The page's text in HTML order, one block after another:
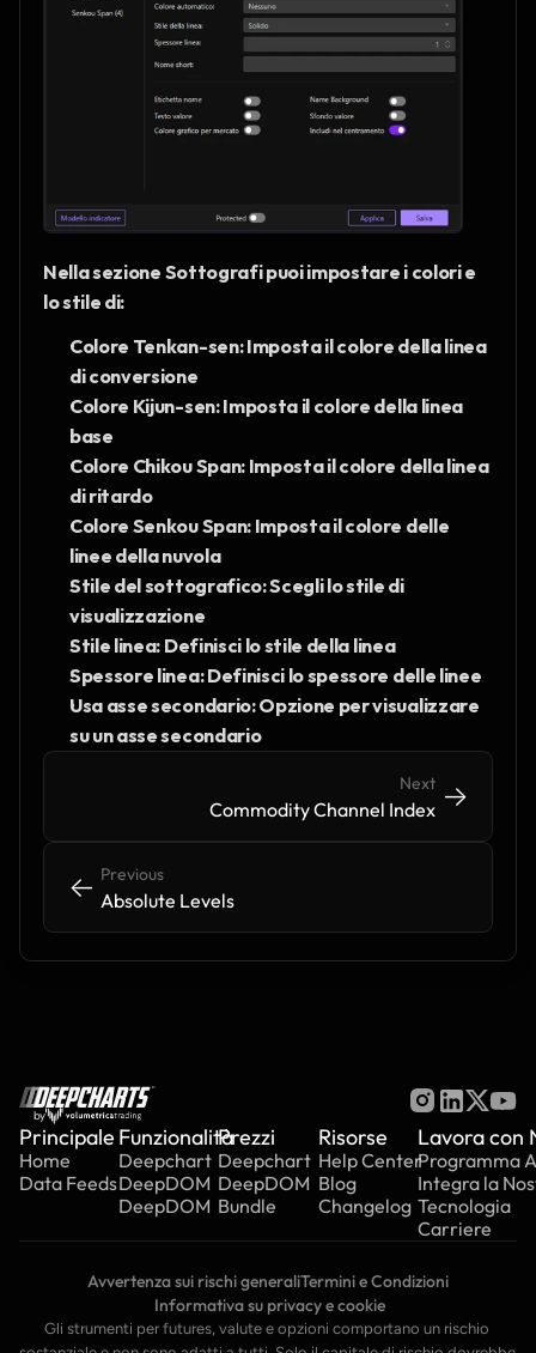
Nella sezione Sottografi puoi impostare i colori e
lo stile di:
Colore Tenkan-sen: Imposta il colore della linea
di conversione
Colore Kijun-sen: Imposta il colore della linea
base
Colore Chikou Span: Imposta il colore della linea
di ritardo
Colore Senkou Span: Imposta il colore delle
linee della nuvola
Stile del sottografico: Scegli lo stile di
visualizzazione
Stile linea: Definisci lo stile della linea
Spessore linea: Definisci lo spessore delle linee
Usa asse secondario: Opzione per visualizzare
su un asse secondario
<- <-
Previous
Absolute Levels
Next
Commodity Channel Index
-> ->
by
Principale
Home
Data Feeds
Funzionalità
Deepchart
DeepDOM
DeepDOM
Prezzi
Deepchart
DeepDOM
Bundle
Risorse
Help Center
Blog
Changelog
Lavora con
Programma
Integra la
Tecnologia
Carriere
Avvertenza sui rischi generaliTermini e Condizioni
Informativa su privacy e cookie
Gli strumenti per futures, valute e opzioni comportano un rischio